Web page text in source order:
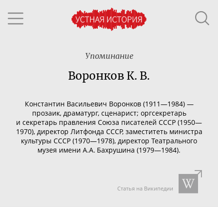
Упоминание
Воронков К. В.
Константин Васильевич Воронков (1911—1984) —
прозаик, драматург, сценарист; оргсекретарь
и секретарь правления Союза писателей СССР (1950—
1970), директор Литфонда СССР, заместитеть министра
культуры СССР (1970—1978), директор Театрального
музея имени А.А. Бахрушина (1979—1984).
Статья на Википедии